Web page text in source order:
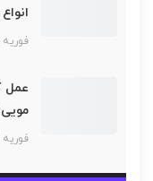
فوریه 8, 2026
عمل
فوریه 3, 2026